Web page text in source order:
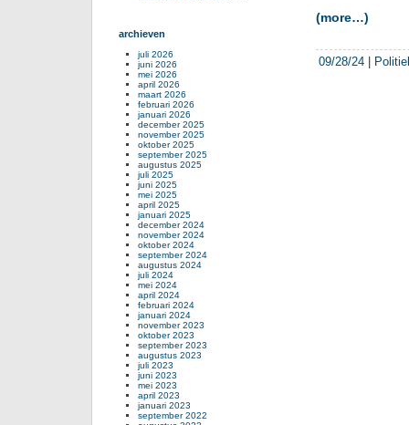
(more…)
09/28/24
archieven
juli 2026
juni 2026
mei 2026
april 2026
maart 2026
februari 2026
januari 2026
december 2025
november 2025
oktober 2025
september 2025
augustus 2025
juli 2025
juni 2025
mei 2025
april 2025
januari 2025
december 2024
november 2024
oktober 2024
september 2024
augustus 2024
juli 2024
mei 2024
april 2024
februari 2024
januari 2024
november 2023
oktober 2023
september 2023
augustus 2023
juli 2023
juni 2023
mei 2023
april 2023
januari 2023
september 2022